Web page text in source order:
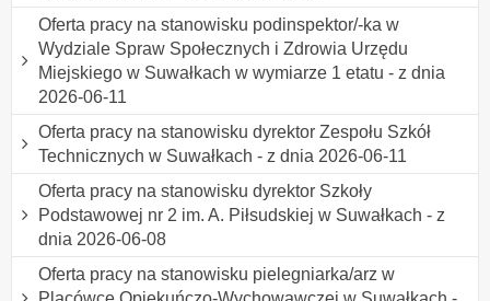
Oferta pracy na stanowisku podinspektor/-ka w
Wydziale Spraw Społecznych i Zdrowia Urzędu
Miejskiego w Suwałkach w wymiarze 1 etatu - z dnia
2026-06-11
Oferta pracy na stanowisku dyrektor Zespołu Szkół
Technicznych w Suwałkach - z dnia 2026-06-11
Oferta pracy na stanowisku dyrektor Szkoły
Podstawowej nr 2 im. A. Piłsudskiej w Suwałkach - z
dnia 2026-06-08
Oferta pracy na stanowisku pielegniarka/arz w